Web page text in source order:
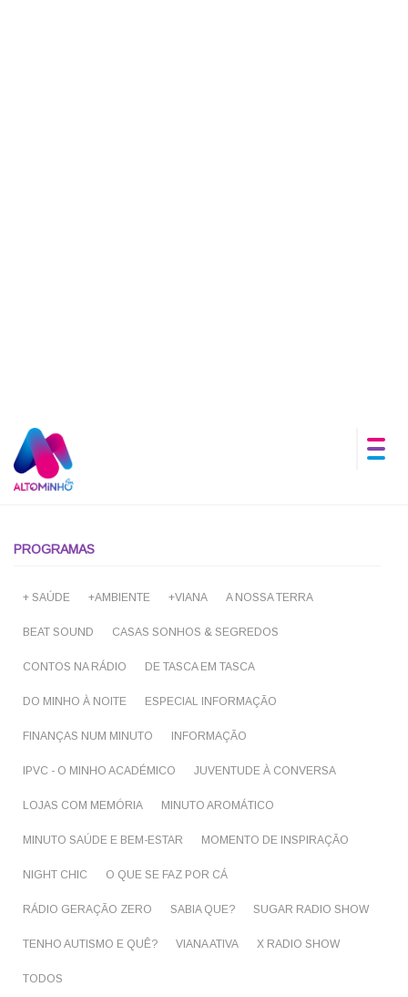
PROGRAMAS
+ SAÚDE +AMBIENTE +VIANA A NOSSA TERRA
BEAT SOUND CASAS SONHOS & SEGREDOS
CONTOS NA RÁDIO DE TASCA EM TASCA
DO MINHO À NOITE ESPECIAL INFORMAÇÃO
FINANÇAS NUM MINUTO INFORMAÇÃO
IPVC - O MINHO ACADÉMICO JUVENTUDE À CONVERSA
LOJAS COM MEMÓRIA MINUTO AROMÁTICO
MINUTO SAÚDE E BEM-ESTAR MOMENTO DE INSPIRAÇÃO
NIGHT CHIC O QUE SE FAZ POR CÁ
RÁDIO GERAÇÃO ZERO SABIA QUE? SUGAR RADIO SHOW
TENHO AUTISMO E QUÊ? VIANA ATIVA X RADIO SHOW
TODOS